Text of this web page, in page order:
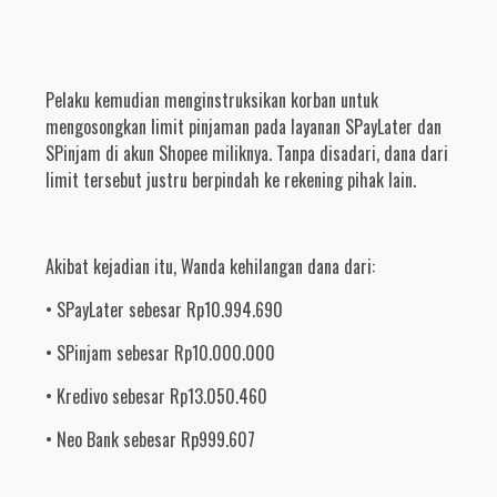
Pelaku kemudian menginstruksikan korban untuk
mengosongkan limit pinjaman pada layanan SPayLater dan
SPinjam di akun Shopee miliknya. Tanpa disadari, dana dari
limit tersebut justru berpindah ke rekening pihak lain.
Akibat kejadian itu, Wanda kehilangan dana dari:
• SPayLater sebesar Rp10.994.690
• SPinjam sebesar Rp10.000.000
• Kredivo sebesar Rp13.050.460
• Neo Bank sebesar Rp999.607